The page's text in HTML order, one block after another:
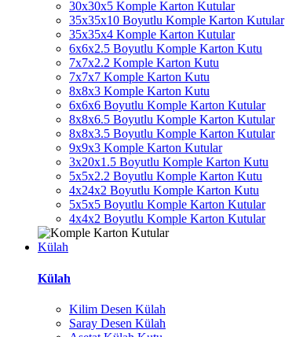
30x30x5 Komple Karton Kutular
35x35x10 Boyutlu Komple Karton Kutular
35x35x4 Komple Karton Kutular
6x6x2.5 Boyutlu Komple Karton Kutu
7x7x2.2 Komple Karton Kutu
7x7x7 Komple Karton Kutu
8x8x3 Komple Karton Kutu
6x6x6 Boyutlu Komple Karton Kutular
8x8x6.5 Boyutlu Komple Karton Kutular
8x8x3.5 Boyutlu Komple Karton Kutular
9x9x3 Komple Karton Kutular
3x20x1.5 Boyutlu Komple Karton Kutu
5x5x2.2 Boyutlu Komple Karton Kutu
4x24x2 Boyutlu Komple Karton Kutu
5x5x5 Boyutlu Komple Karton Kutular
4x4x2 Boyutlu Komple Karton Kutular
Külah
Külah
Kilim Desen Külah
Saray Desen Külah